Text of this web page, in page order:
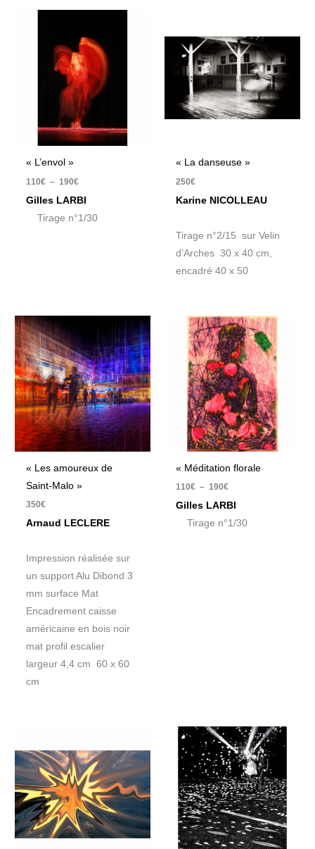
« L’envol »
110€ – 190€
prix :
110€
à
190€
Gilles LARBI
Tirage n°1/30
« La danseuse »
250€
Karine NICOLLEAU
Tirage n°2/15 sur Velin
d’Arches 30 x 40 cm,
encadré 40 x 50
« Les amoureux de
Saint-Malo »
350€
Arnaud LECLERE
Impression réalisée sur
un support Alu Dibond 3
mm surface Mat
Encadrement caisse
américaine en bois noir
mat profil escalier
largeur 4,4 cm 60 x 60
cm
« Méditation florale
110€ – 190€
Plage
de
prix :
110€
à
190€
Gilles LARBI
Tirage n°1/30
prix :
110€
à
190€